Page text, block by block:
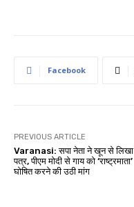
Facebook
PREVIOUS ARTICLE
Varanasi: सपा नेता ने खून से लिखा
पत्र, पीएम मोदी से गाय को ‘राष्ट्रमाता’
घोषित करने की उठी मांग